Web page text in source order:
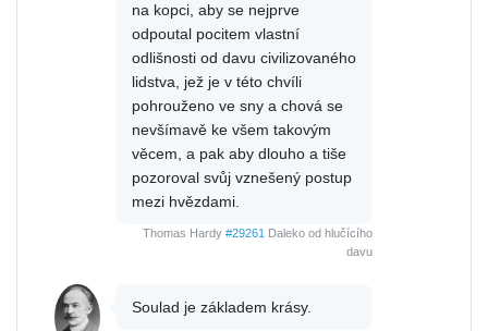
na kopci, aby se nejprve
odpoutal pocitem vlastní
odlišnosti od davu civilizovaného
lidstva, jež je v této chvíli
pohrouženo ve sny a chová se
nevšímavě ke všem takovým
věcem, a pak aby dlouho a tiše
pozoroval svůj vznešený postup
mezi hvězdami.
Thomas Hardy #29261 Daleko od hlučícího
davu
Soulad je základem krásy.